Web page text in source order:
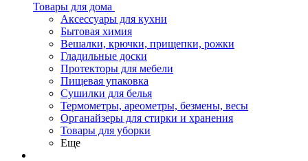
Товары для дома
Аксессуары для кухни
Бытовая химия
Вешалки, крючки, прищепки, рожки
Гладильные доски
Протекторы для мебели
Пищевая упаковка
Сушилки для белья
Термометры, ареометры, безмены, весы
Органайзеры для стирки и хранения
Товары для уборки
Еще